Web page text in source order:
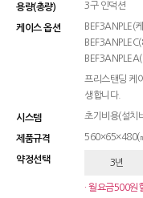
용량(총량) 3구 인덕션
케이스 옵션
BEF3ANPLE(
프리스탠딩 케
생합니다.
시스템 초기비용(설치
제품규격 560×65×480(
약정선택 3년
· 월요금500원